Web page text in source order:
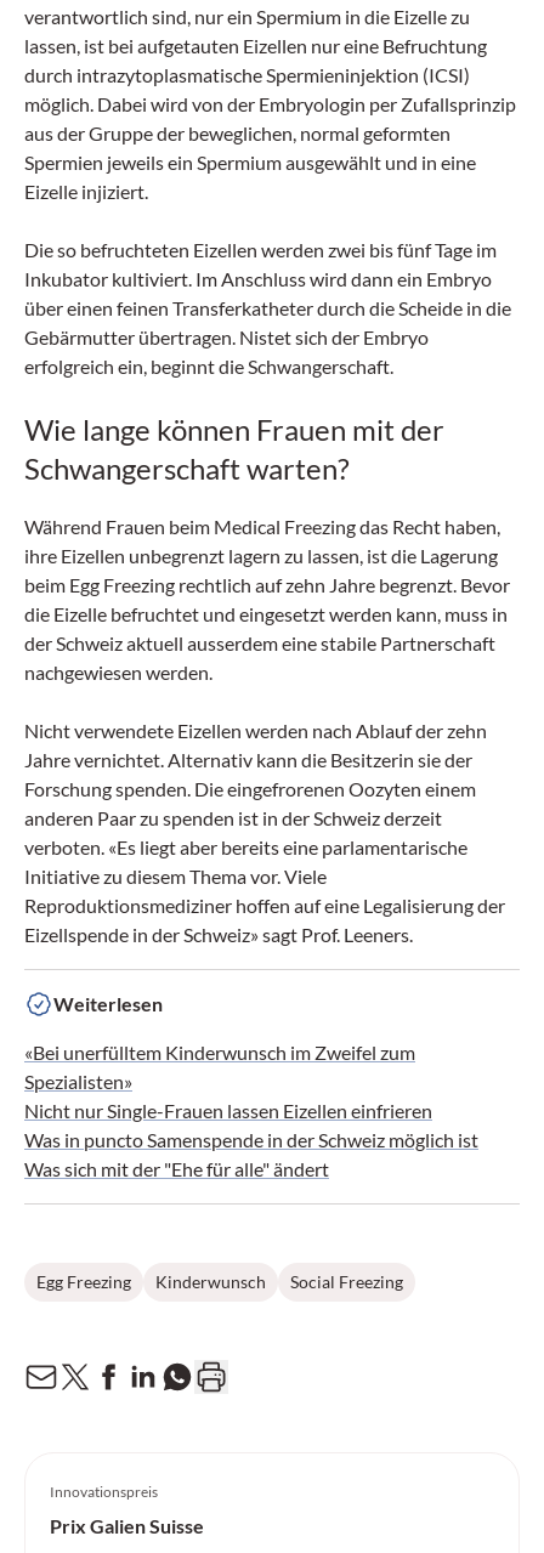
verantwortlich sind, nur ein Spermium in die Eizelle zu
lassen, ist bei aufgetauten Eizellen nur eine Befruchtung
durch intrazytoplasmatische Spermieninjektion (ICSI)
möglich. Dabei wird von der Embryologin per Zufallsprinzip
aus der Gruppe der beweglichen, normal geformten
Spermien jeweils ein Spermium ausgewählt und in eine
Eizelle injiziert.
Die so befruchteten Eizellen werden zwei bis fünf Tage im
Inkubator kultiviert. Im Anschluss wird dann ein Embryo
über einen feinen Transferkatheter durch die Scheide in die
Gebärmutter übertragen. Nistet sich der Embryo
erfolgreich ein, beginnt die Schwangerschaft.
Wie lange können Frauen mit der
Schwangerschaft warten?
Während Frauen beim Medical Freezing das Recht haben,
ihre Eizellen unbegrenzt lagern zu lassen, ist die Lagerung
beim Egg Freezing rechtlich auf zehn Jahre begrenzt. Bevor
die Eizelle befruchtet und eingesetzt werden kann, muss in
der Schweiz aktuell ausserdem eine stabile Partnerschaft
nachgewiesen werden.
Nicht verwendete Eizellen werden nach Ablauf der zehn
Jahre vernichtet. Alternativ kann die Besitzerin sie der
Forschung spenden. Die eingefrorenen Oozyten einem
anderen Paar zu spenden ist in der Schweiz derzeit
verboten. «Es liegt aber bereits eine parlamentarische
Initiative zu diesem Thema vor. Viele
Reproduktionsmediziner hoffen auf eine Legalisierung der
Eizellspende in der Schweiz» sagt Prof. Leeners.
Weiterlesen
«Bei unerfülltem Kinderwunsch im Zweifel zum
Spezialisten»
Nicht nur Single-Frauen lassen Eizellen einfrieren
Was in puncto Samenspende in der Schweiz möglich ist
Was sich mit der "Ehe für alle" ändert
Egg Freezing Kinderwunsch Social Freezing
Innovationspreis
Prix Galien Suisse